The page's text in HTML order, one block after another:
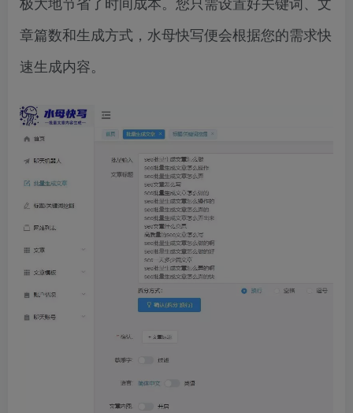
章篇数和生成方式，水母快写便会根据您的需求快
速生成内容。